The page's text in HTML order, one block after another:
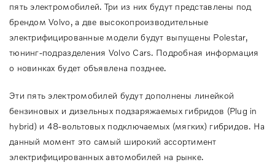
пять электромобилей. Три из них будут представлены под
брендом Volvo, а две высокопроизводительные
электрифицированные модели будут выпущены Polestar,
тюнинг-подразделения Volvo Cars. Подробная информация
о новинках будет объявлена позднее.
Эти пять электромобилей будут дополнены линейкой
бензиновых и дизельных подзаряжаемых гибридов (Plug in
hybrid) и 48-вольтовых подключаемых (мягких) гибридов. На
данный момент это самый широкий ассортимент
электрифицированных автомобилей на рынке.